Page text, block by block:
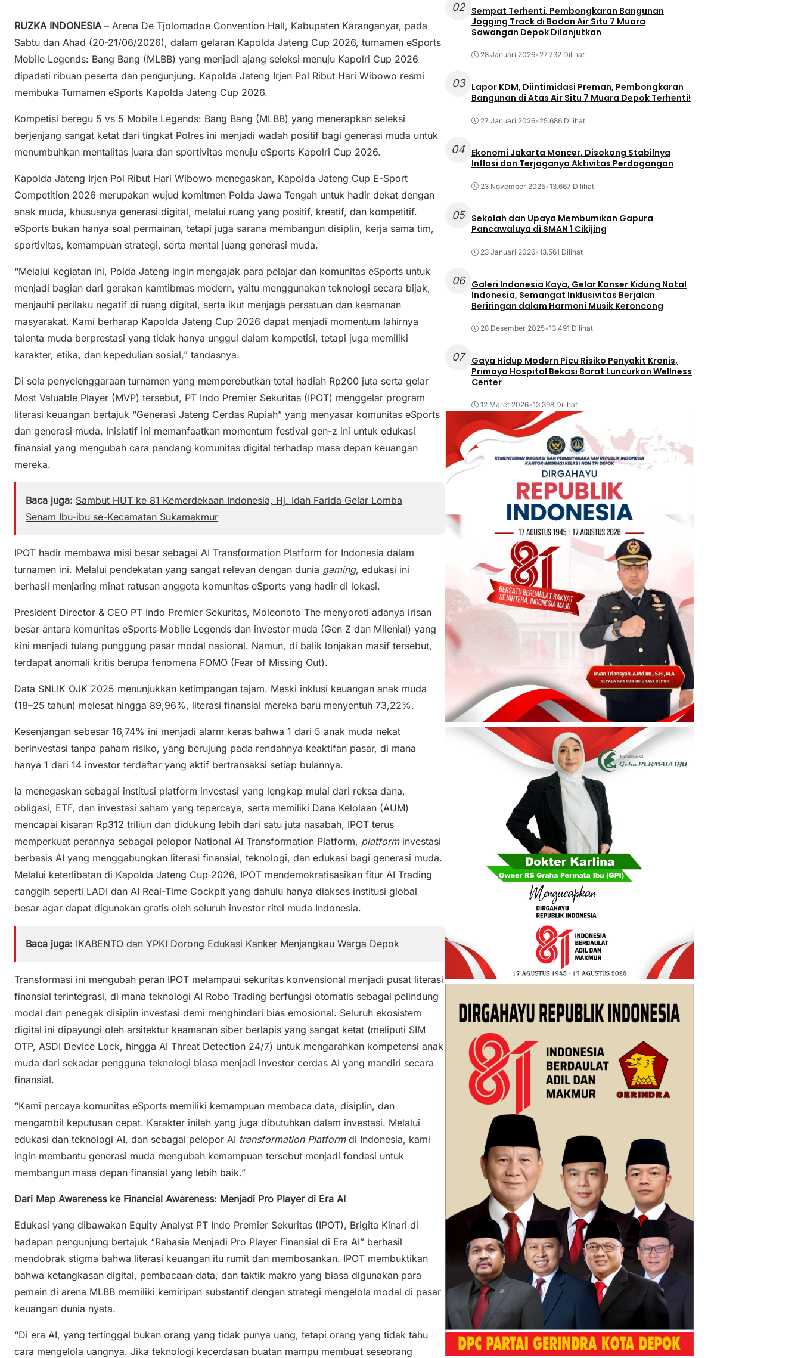
RUZKA INDONESIA– Arena De Tjolomadoe Convention Hall, Kabupaten Karanganyar, pada
Sabtu dan Ahad (20-21/06/2026), dalam gelaran Kapolda Jateng Cup 2026, turnamen eSports
Mobile Legends: Bang Bang (MLBB) yang menjadi ajang seleksi menuju Kapolri Cup 2026
dipadati ribuan peserta dan pengunjung. Kapolda Jateng Irjen Pol Ribut Hari Wibowo resmi
membuka Turnamen eSports Kapolda Jateng Cup 2026.
Kompetisi beregu 5 vs 5 Mobile Legends: Bang Bang (MLBB) yang menerapkan seleksi
berjenjang sangat ketat dari tingkat Polres ini menjadi wadah positif bagi generasi muda untuk
menumbuhkan mentalitas juara dan sportivitas menuju eSports Kapolri Cup 2026.
Kapolda Jateng Irjen Pol Ribut Hari Wibowo menegaskan, Kapolda Jateng Cup E-Sport
Competition 2026 merupakan wujud komitmen Polda Jawa Tengah untuk hadir dekat dengan
anak muda, khususnya generasi digital, melalui ruang yang positif, kreatif, dan kompetitif.
eSports bukan hanya soal permainan, tetapi juga sarana membangun disiplin, kerja sama tim,
sportivitas, kemampuan strategi, serta mental juang generasi muda.
“Melalui kegiatan ini, Polda Jateng ingin mengajak para pelajar dan komunitas eSports untuk
menjadi bagian dari gerakan kamtibmas modern, yaitu menggunakan teknologi secara bijak,
menjauhi perilaku negatif di ruang digital, serta ikut menjaga persatuan dan keamanan
masyarakat. Kami berharap Kapolda Jateng Cup 2026 dapat menjadi momentum lahirnya
talenta muda berprestasi yang tidak hanya unggul dalam kompetisi, tetapi juga memiliki
karakter, etika, dan kepedulian sosial,” tandasnya.
Di sela penyelenggaraan turnamen yang memperebutkan total hadiah Rp200 juta serta gelar
Most Valuable Player (MVP) tersebut, PT Indo Premier Sekuritas (IPOT) menggelar program
literasi keuangan bertajuk “Generasi Jateng Cerdas Rupiah” yang menyasar komunitas eSports
dan generasi muda. Inisiatif ini memanfaatkan momentum festival gen-z ini untuk edukasi
finansial yang mengubah cara pandang komunitas digital terhadap masa depan keuangan
mereka.
Baca juga: Sambut HUT ke 81 Kemerdekaan Indonesia, Hj. Idah Farida Gelar Lomba
Senam Ibu-ibu se-Kecamatan Sukamakmur
IPOT hadir membawa misi besar sebagai AI Transformation Platform for Indonesia dalam
turnamen ini. Melalui pendekatan yang sangat relevan dengan dunia gaming, edukasi ini
berhasil menjaring minat ratusan anggota komunitas eSports yang hadir di lokasi.
President Director & CEO PT Indo Premier Sekuritas, Moleonoto The menyoroti adanya irisan
besar antara komunitas eSports Mobile Legends dan investor muda (Gen Z dan Milenial) yang
kini menjadi tulang punggung pasar modal nasional. Namun, di balik lonjakan masif tersebut,
terdapat anomali kritis berupa fenomena FOMO (Fear of Missing Out).
Data SNLIK OJK 2025 menunjukkan ketimpangan tajam. Meski inklusi keuangan anak muda
(18–25 tahun) melesat hingga 89,96%, literasi finansial mereka baru menyentuh 73,22%.
Kesenjangan sebesar 16,74% ini menjadi alarm keras bahwa 1 dari 5 anak muda nekat
berinvestasi tanpa paham risiko, yang berujung pada rendahnya keaktifan pasar, di mana
hanya 1 dari 14 investor terdaftar yang aktif bertransaksi setiap bulannya.
Ia menegaskan sebagai institusi platform investasi yang lengkap mulai dari reksa dana,
obligasi, ETF, dan investasi saham yang tepercaya, serta memiliki Dana Kelolaan (AUM)
mencapai kisaran Rp312 triliun dan didukung lebih dari satu juta nasabah, IPOT terus
memperkuat perannya sebagai pelopor National AI Transformation Platform, platforminvestasi
berbasis AI yang menggabungkan literasi finansial, teknologi, dan edukasi bagi generasi muda.
Melalui keterlibatan di Kapolda Jateng Cup 2026, IPOT mendemokratisasikan fitur AI Trading
canggih seperti LADI dan AI Real-Time Cockpit yang dahulu hanya diakses institusi global
besar agar dapat digunakan gratis oleh seluruh investor ritel muda Indonesia.
Baca juga: IKABENTO dan YPKI Dorong Edukasi Kanker Menjangkau Warga Depok
Transformasi ini mengubah peran IPOT melampaui sekuritas konvensional menjadi pusat literasi
finansial terintegrasi, di mana teknologi AI Robo Trading berfungsi otomatis sebagai pelindung
modal dan penegak disiplin investasi demi menghindari bias emosional. Seluruh ekosistem
digital ini dipayungi oleh arsitektur keamanan siber berlapis yang sangat ketat (meliputi SIM
OTP, ASDI Device Lock, hingga AI Threat Detection 24/7) untuk mengarahkan kompetensi anak
muda dari sekadar pengguna teknologi biasa menjadi investor cerdas AI yang mandiri secara
finansial.
“Kami percaya komunitas eSports memiliki kemampuan membaca data, disiplin, dan
mengambil keputusan cepat. Karakter inilah yang juga dibutuhkan dalam investasi. Melalui
edukasi dan teknologi AI, dan sebagai pelopor AI transformation Platformdi Indonesia, kami
ingin membantu generasi muda mengubah kemampuan tersebut menjadi fondasi untuk
membangun masa depan finansial yang lebih baik.”
Dari Map Awareness ke Financial Awareness: Menjadi Pro Player di Era AI
Edukasi yang dibawakan Equity Analyst PT Indo Premier Sekuritas (IPOT), Brigita Kinari di
hadapan pengunjung bertajuk “Rahasia Menjadi Pro Player Finansial di Era AI” berhasil
mendobrak stigma bahwa literasi keuangan itu rumit dan membosankan. IPOT membuktikan
bahwa ketangkasan digital, pembacaan data, dan taktik makro yang biasa digunakan para
pemain di arena MLBB memiliki kemiripan substantif dengan strategi mengelola modal di pasar
keuangan dunia nyata.
“Di era AI, yang tertinggal bukan orang yang tidak punya uang, tetapi orang yang tidak tahu
cara mengelola uangnya. Jika teknologi kecerdasan buatan mampu membuat seseorang
02
Sempat Terhenti, Pembongkaran Bangunan
Jogging Track di Badan Air Situ 7 Muara
Sawangan Depok Dilanjutkan
28 Januari 2026• 27.732 Dilihat
03
Lapor KDM, Diintimidasi Preman, Pembongkaran
Bangunan di Atas Air Situ 7 Muara Depok Terhenti!
27 Januari 2026• 25.686 Dilihat
04 Ekonomi Jakarta Moncer, Disokong Stabilnya
Inflasi dan Terjaganya Aktivitas Perdagangan
23 November 2025•13.667 Dilihat
05
Sekolah dan Upaya Membumikan Gapura
Pancawaluya di SMAN 1 Cikijing
23 Januari 2026•13.561 Dilihat
06
Galeri Indonesia Kaya, Gelar Konser Kidung Natal
Indonesia, Semangat Inklusivitas Berjalan
Beriringan dalam Harmoni Musik Keroncong
28 Desember 2025•13.491 Dilihat
07
Gaya Hidup Modern Picu Risiko Penyakit Kronis,
Primaya Hospital Bekasi Barat Luncurkan Wellness
Center
12 Maret 2026•13.398 Dilihat